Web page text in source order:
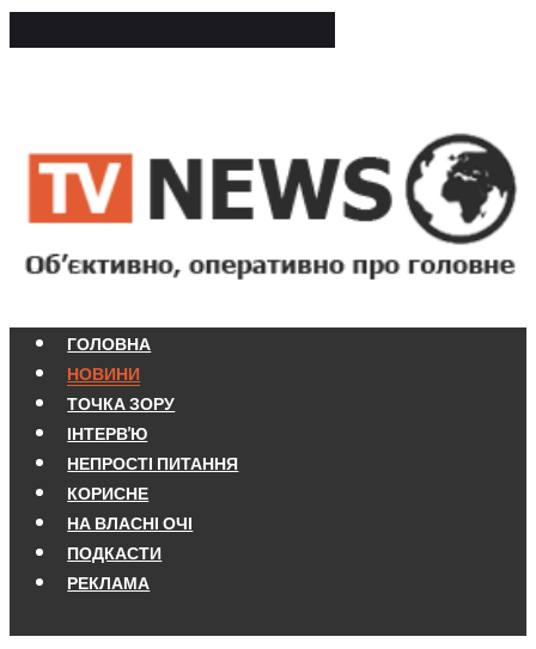
ГОЛОВНА
НОВИНИ
ТОЧКА ЗОРУ
ІНТЕРВ'Ю
НЕПРОСТІ ПИТАННЯ
КОРИСНЕ
НА ВЛАСНІ ОЧІ
ПОДКАСТИ
РЕКЛАМА